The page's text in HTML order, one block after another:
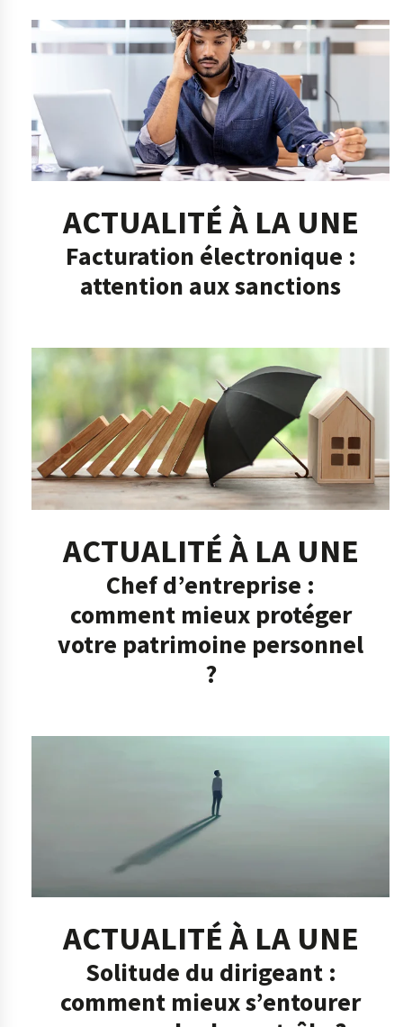
ACTUALITÉ À LA UNE
Facturation électronique :
attention aux sanctions
ACTUALITÉ À LA UNE
Chef d’entreprise :
comment mieux protéger
votre patrimoine personnel
?
ACTUALITÉ À LA UNE
Solitude du dirigeant :
comment mieux s’entourer